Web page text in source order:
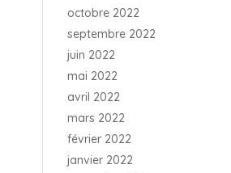
octobre 2022
septembre 2022
juin 2022
mai 2022
avril 2022
mars 2022
février 2022
janvier 2022